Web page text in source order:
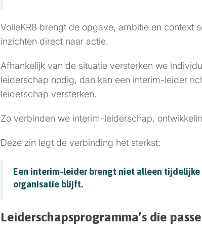
VolleKR8 brengt de opgave, ambitie en context
inzichten direct naar actie.
Afhankelijk van de situatie versterken we
leiderschap nodig, dan kan een interim-leider
leiderschap versterken.
Zo verbinden we interim-leiderschap,
Deze zin legt de verbinding het sterkst:
Een interim-leider brengt niet alleen
organisatie blijft.
Leiderschapsprogramma’s die